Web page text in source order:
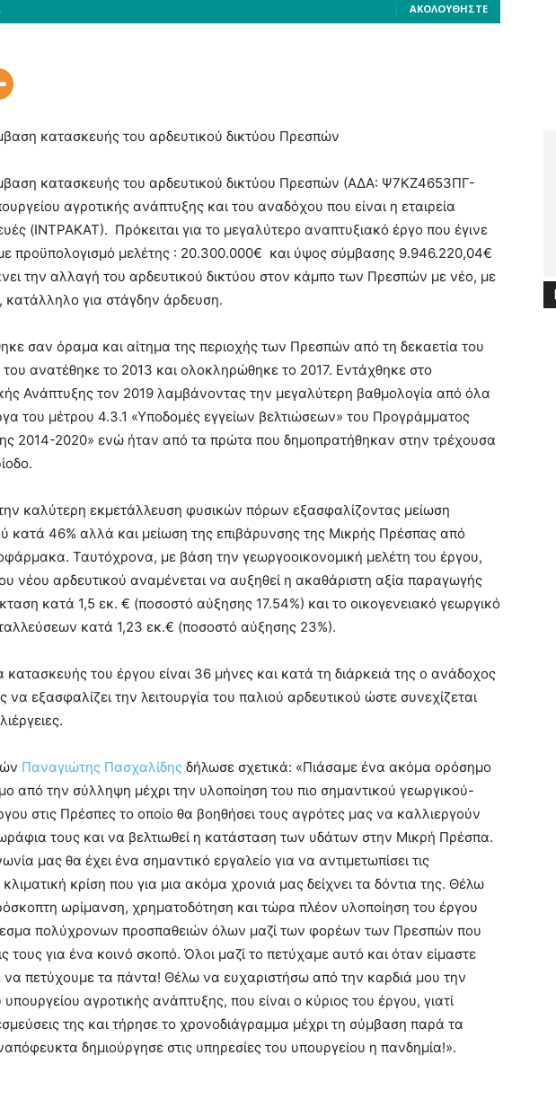
ΑΚΟΛΟΥΘΉΣΤΕ
κατασκευής του αρδευτικού δικτύου Πρεσπών
κατασκευής του αρδευτικού δικτύου Πρεσπών (ΑΔΑ: Ψ7ΚΖ4653ΠΓ-
αγροτικής ανάπτυξης και του αναδόχου που είναι η εταιρεία
(ΙΝΤΡΑΚΑΤ). Πρόκειται για το μεγαλύτερο αναπτυξιακό έργο που έγινε
προϋπολογισμό μελέτης : 20.300.000€ και ύψος σύμβασης 9.946.220,04€
την αλλαγή του αρδευτικού δικτύου στον κάμπο των Πρεσπών με νέο, με
κατάλληλο για στάγδην άρδευση.
σαν όραμα και αίτημα της περιοχής των Πρεσπών από τη δεκαετία του
ανατέθηκε το 2013 και ολοκληρώθηκε το 2017. Εντάχθηκε στο
Ανάπτυξης τον 2019 λαμβάνοντας την μεγαλύτερη βαθμολογία από όλα
του μέτρου 4.3.1 «Υποδομές εγγείων βελτιώσεων» του Προγράμματος
2014-2020» ενώ ήταν από τα πρώτα που δημοπρατήθηκαν στην τρέχουσα
καλύτερη εκμετάλλευση φυσικών πόρων εξασφαλίζοντας μείωση
κατά 46% αλλά και μείωση της επιβάρυνσης της Μικρής Πρέσπας από
Ταυτόχρονα, με βάση την γεωργοοικονομική μελέτη του έργου,
νέου αρδευτικού αναμένεται να αυξηθεί η ακαθάριστη αξία παραγωγής
κατά 1,5 εκ. € (ποσοστό αύξησης 17.54%) και το οικογενειακό γεωργικό
κατά 1,23 εκ.€ (ποσοστό αύξησης 23%).
του έργου είναι 36 μήνες και κατά τη διάρκειά της ο ανάδοχος
να εξασφαλίζει την λειτουργία του παλιού αρδευτικού ώστε συνεχίζεται
Παναγιώτης Πασχαλίδης δήλωσε σχετικά: «Πιάσαμε ένα ακόμα ορόσημο
από την σύλληψη μέχρι την υλοποίηση του πιο σημαντικού γεωργικού-
στις Πρέσπες το οποίο θα βοηθήσει τους αγρότες μας να καλλιεργούν
τους και να βελτιωθεί η κατάσταση των υδάτων στην Μικρή Πρέσπα.
μας θα έχει ένα σημαντικό εργαλείο για να αντιμετωπίσει τις
κρίση που για μια ακόμα χρονιά μας δείχνει τα δόντια της. Θέλω
ωρίμανση, χρηματοδότηση και τώρα πλέον υλοποίηση του έργου
πολύχρονων προσπαθειών όλων μαζί των φορέων των Πρεσπών που
τους για ένα κοινό σκοπό. Όλοι μαζί το πετύχαμε αυτό και όταν είμαστε
να πετύχουμε τα πάντα! Θέλω να ευχαριστήσω από την καρδιά μου την
υπουργείου αγροτικής ανάπτυξης, που είναι ο κύριος του έργου, γιατί
της και τήρησε το χρονοδιάγραμμα μέχρι τη σύμβαση παρά τα
δημιούργησε στις υπηρεσίες του υπουργείου η πανδημία!».